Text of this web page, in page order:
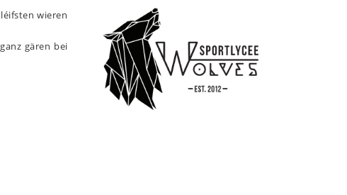
wieren
gären bei